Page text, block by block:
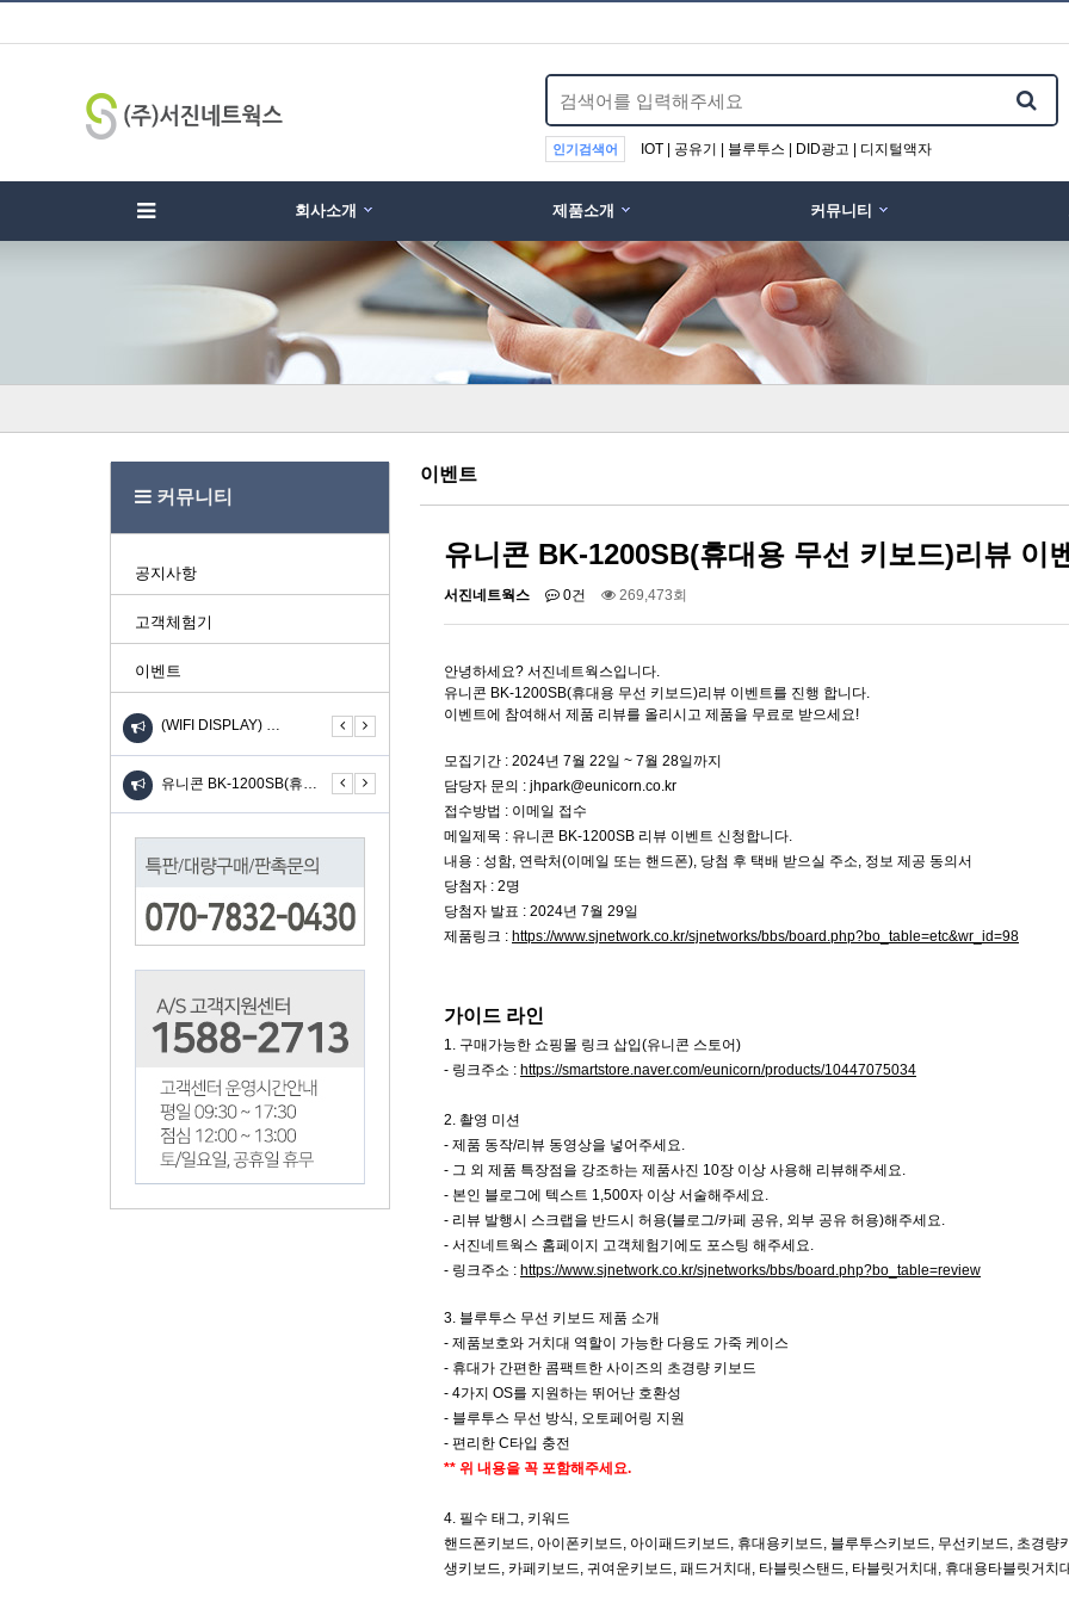
인기검색어 IOT | 공유기 | 블루투스 | DID광고 | 디지털액자
회사소개
제품소개
커뮤니티
이벤트
유니콘 BK-1200SB(휴대용 무선 키보드)리뷰 이
서진네트웍스 0건 269,473회
안녕하세요? 서진네트웍스입니다.
유니콘 BK-1200SB(휴대용 무선 키보드)리뷰 이벤트를 진행 합니다.
이벤트에 참여해서 제품 리뷰를 올리시고 제품을 무료로 받으세요!
모집기간 : 2024년 7월 22일 ~ 7월 28일까지
담당자 문의 : jhpark@eunicorn.co.kr
접수방법 : 이메일 접수
메일제목 : 유니콘 BK-1200SB 리뷰 이벤트 신청합니다.
내용 : 성함, 연락처(이메일 또는 핸드폰), 당첨 후 택배 받으실 주소, 정보 제공 동의서
당첨자 : 2명
당첨자 발표 : 2024년 7월 29일
제품링크 : https://www.sjnetwork.co.kr/sjnetworks/bbs/board.php?bo_table=etc&wr_id=98
가이드 라인
1. 구매가능한 쇼핑몰 링크 삽입(유니콘 스토어)
- 링크주소 : https://smartstore.naver.com/eunicorn/products/10447075034
2. 촬영 미션
- 제품 동작/리뷰 동영상을 넣어주세요.
- 그 외 제품 특장점을 강조하는 제품사진 10장 이상 사용해 리뷰해주세요.
- 본인 블로그에 텍스트 1,500자 이상 서술해주세요.
- 리뷰 발행시 스크랩을 반드시 허용(블로그/카페 공유, 외부 공유 허용)해주세요.
- 서진네트웍스 홈페이지 고객체험기에도 포스팅 해주세요.
- 링크주소 : https://www.sjnetwork.co.kr/sjnetworks/bbs/board.php?bo_table=review
3. 블루투스 무선 키보드 제품 소개
- 제품보호와 거치대 역할이 가능한 다용도 가죽 케이스
- 휴대가 간편한 콤팩트한 사이즈의 초경량 키보드
- 4가지 OS를 지원하는 뛰어난 호환성
- 블루투스 무선 방식, 오토페어링 지원
- 편리한 C타입 충전
** 위 내용을 꼭 포함해주세요.
4. 필수 태그, 키워드
핸드폰키보드, 아이폰키보드, 아이패드키보드, 휴대용키보드, 블루투스키보드, 무선키보드, 초경
생키보드, 카페키보드, 귀여운키보드, 패드거치대, 타블릿스탠드, 타블릿거치대, 휴대용타블릿거치
커뮤니티
공지사항
고객체험기
이벤트
UIOT스마트홈 안드로이드 … (WIFI DISPLAY) … KW-310SL 고속 무선충… UIOT스마트홈 안드로이드 … (WIFI DISPLAY) …
콘 TH-601C(6IN… 유니콘 BK-1200SB(휴… 유니콘 BK-1200SB(휴… 유니콘 TH-601C(6IN…